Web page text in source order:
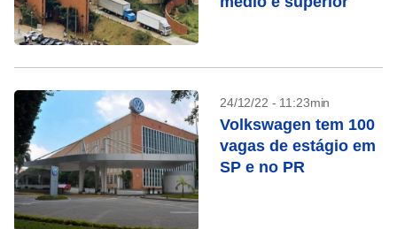
24/12/22 - 11:23min
Volkswagen tem 100
vagas de estágio em
SP e no PR